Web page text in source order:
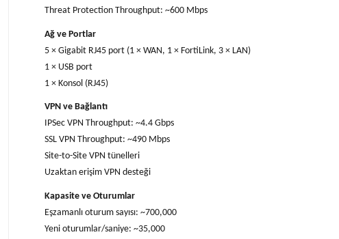
Threat Protection Throughput: ~600 Mbps
Ağ ve Portlar
5 × Gigabit RJ45 port (1 × WAN, 1 × FortiLink, 3 × LAN)
1 × USB port
1 × Konsol (RJ45)
VPN ve Bağlantı
IPSec VPN Throughput: ~4.4 Gbps
SSL VPN Throughput: ~490 Mbps
Site-to-Site VPN tünelleri
Uzaktan erişim VPN desteği
Kapasite ve Oturumlar
Eşzamanlı oturum sayısı: ~700,000
Yeni oturumlar/saniye: ~35,000